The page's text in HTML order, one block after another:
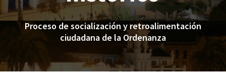
Proceso de socialización y retroalimentación
ciudadana de la Ordenanza